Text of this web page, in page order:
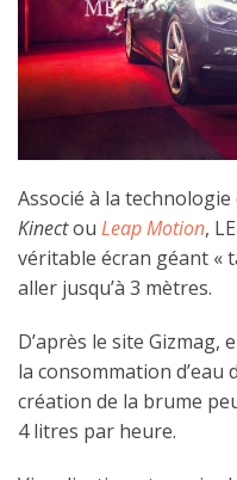
Associé à la
Kinectou Leap Motion,
véritable écran géant «
aller jusqu’à 3 mètres.
D’après le site Gizmag,
la consommation d’eau
création de la brume
4 litres par heure.